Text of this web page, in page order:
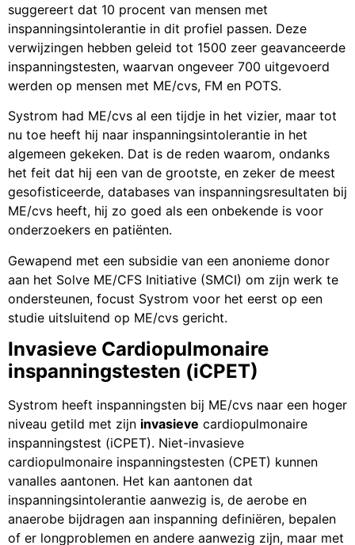
suggereert dat 10 procent van mensen met
inspanningsintolerantie in dit profiel passen. Deze
verwijzingen hebben geleid tot 1500 zeer geavanceerde
inspanningstesten, waarvan ongeveer 700 uitgevoerd
werden op mensen met ME/cvs, FM en POTS.
Systrom had ME/cvs al een tijdje in het vizier, maar tot
nu toe heeft hij naar inspanningsintolerantie in het
algemeen gekeken. Dat is de reden waarom, ondanks
het feit dat hij een van de grootste, en zeker de meest
gesofisticeerde, databases van inspanningsresultaten bij
ME/cvs heeft, hij zo goed als een onbekende is voor
onderzoekers en patiënten.
Gewapend met een subsidie van een anonieme donor
aan het Solve ME/CFS Initiative (SMCI) om zijn werk te
ondersteunen, focust Systrom voor het eerst op een
studie uitsluitend op ME/cvs gericht.
Invasieve Cardiopulmonaire
inspanningstesten (iCPET)
Systrom heeft inspanningsten bij ME/cvs naar een hoger
niveau getild met zijn invasieve cardiopulmonaire
inspanningstest (iCPET). Niet-invasieve
cardiopulmonaire inspanningstesten (CPET) kunnen
vanalles aantonen. Het kan aantonen dat
inspanningsintolerantie aanwezig is, de aerobe en
anaerobe bijdragen aan inspanning definiëren, bepalen
of er longproblemen en andere aanwezig zijn, maar met